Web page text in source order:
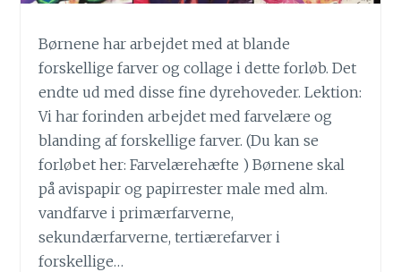
Børnene har arbejdet med at blande
forskellige farver og collage i dette forløb. Det
endte ud med disse fine dyrehoveder. Lektion:
Vi har forinden arbejdet med farvelære og
blanding af forskellige farver. (Du kan se
forløbet her: Farvelærehæfte ) Børnene skal
på avispapir og papirrester male med alm.
vandfarve i primærfarverne,
sekundærfarverne, tertiærefarver i
forskellige…